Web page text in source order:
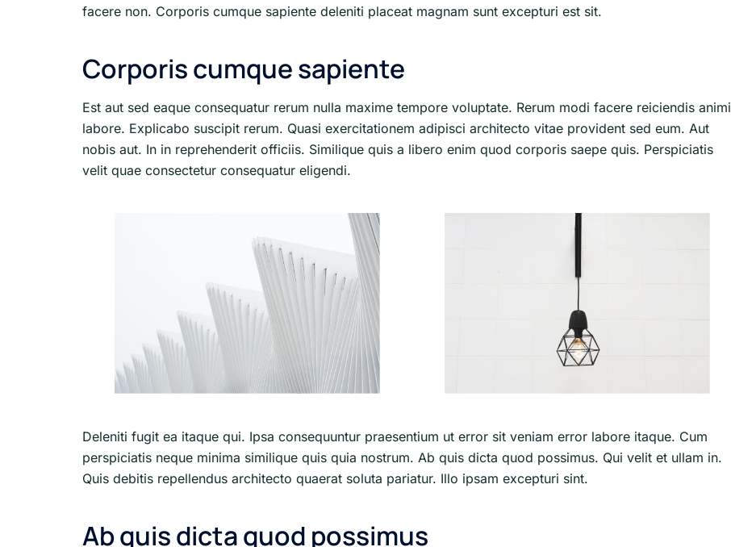
facere non. Corporis cumque sapiente deleniti placeat magnam sunt excepturi est sit.
Corporis cumque sapiente
Est aut sed eaque consequatur rerum nulla maxime tempore voluptate. Rerum modi facere reiciendis animi
labore. Explicabo suscipit rerum. Quasi exercitationem adipisci architecto vitae provident sed eum. Aut
nobis aut. In in reprehenderit officiis. Similique quis a libero enim quod corporis saepe quis. Perspiciatis
velit quae consectetur consequatur eligendi.
Deleniti fugit ea itaque qui. Ipsa consequuntur praesentium ut error sit veniam error labore itaque. Cum
perspiciatis neque minima similique quis quia nostrum. Ab quis dicta quod possimus. Qui velit et ullam in.
Quis debitis repellendus architecto quaerat soluta pariatur. Illo ipsam excepturi sint.
Ab quis dicta quod possimus